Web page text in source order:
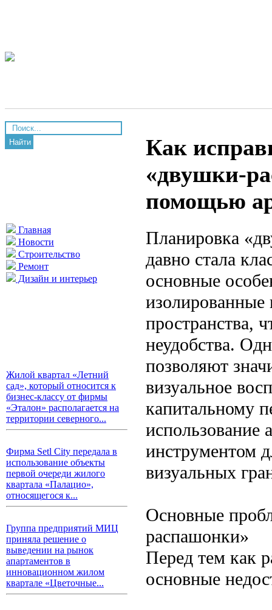
Найти
Главная
Новости
Строительство
Ремонт
Дизайн и интерьер
Жилой квартал «Летний
сад», который относится к
бизнес-классу от фирмы
«Эталон» располагается на
территории северного...
Фирма Setl City передала в
использование объекты
первой очереди жилого
квартала «Палацио»,
относящегося к...
Группа предприятий МИЦ
приняла решение о
выведении на рынок
апартаментов в
инновационном жилом
квартале «Цветочные...
Как
«двушки-
помощью
Планировка
давно стала
основные
пространства,
неудобства.
позволяют
визуальное
капитальному
использование
инструментом
визуальных
Основные
распашонки»
Перед тем как
основные